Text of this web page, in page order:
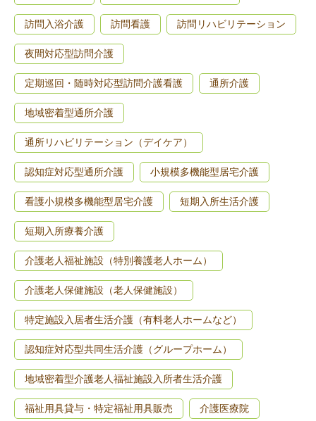
訪問入浴介護 訪問看護 訪問リハビリテーション
夜間対応型訪問介護
定期巡回・随時対応型訪問介護看護 通所介護
地域密着型通所介護
通所リハビリテーション（デイケア）
認知症対応型通所介護 小規模多機能型居宅介護
看護小規模多機能型居宅介護 短期入所生活介護
短期入所療養介護
介護老人福祉施設（特別養護老人ホーム）
介護老人保健施設（老人保健施設）
特定施設入居者生活介護（有料老人ホームなど）
認知症対応型共同生活介護（グループホーム）
地域密着型介護老人福祉施設入所者生活介護
福祉用具貸与・特定福祉用具販売 介護医療院